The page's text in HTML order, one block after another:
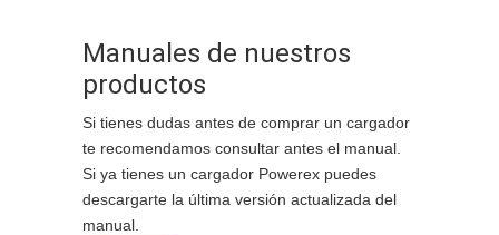
Manuales de nuestros
productos
Si tienes dudas antes de comprar un cargador
te recomendamos consultar antes el manual.
Si ya tienes un cargador Powerex puedes
descargarte la última versión actualizada del
manual.